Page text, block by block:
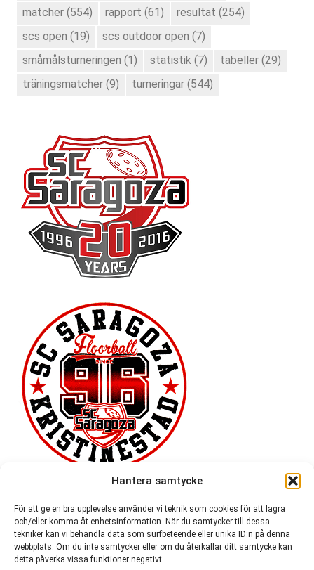
Hantera samtycke
För att ge en bra upplevelse använder vi teknik som cookies för att lagra
och/eller komma åt enhetsinformation. När du samtycker till dessa
tekniker kan vi behandla data som surfbeteende eller unika ID:n på denna
webbplats. Om du inte samtycker eller om du återkallar ditt samtycke kan
detta påverka vissa funktioner negativt.
matcher (554) rapport (61) resultat (254)
scs open (19) scs outdoor open (7)
småmålsturneringen (1) statistik (7) tabeller (29)
träningsmatcher (9) turneringar (544)